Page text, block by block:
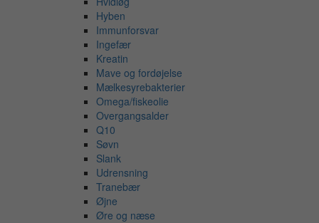
Hyben
Immunforsvar
Ingefær
Kreatin
Mave og fordøjelse
Mælkesyrebakterier
Omega/fiskeolie
Overgangsalder
Q10
Søvn
Slank
Udrensning
Tranebær
Øjne
Øre og næse